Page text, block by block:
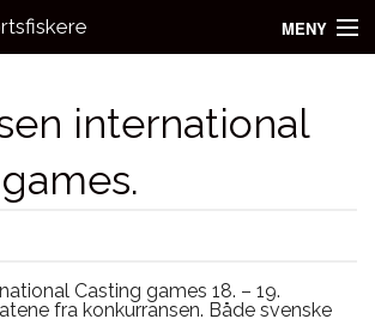
MENY
international
Casting games 18. – 19.
fra konkurransen. Både svenske